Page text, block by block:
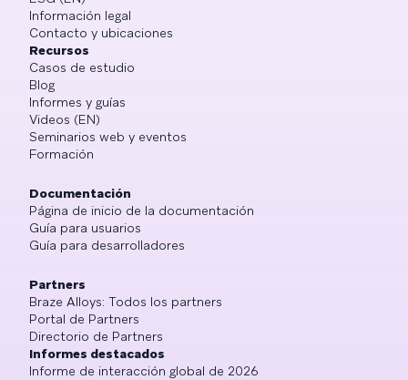
Información legal
Contacto y ubicaciones
Recursos
Casos de estudio
Blog
Informes y guías
Videos (EN)
Seminarios web y eventos
Formación
Documentación
Página de inicio de la documentación
Guía para usuarios
Guía para desarrolladores
Partners
Braze Alloys: Todos los partners
Portal de Partners
Directorio de Partners
Informes destacados
Informe de interacción global de 2026